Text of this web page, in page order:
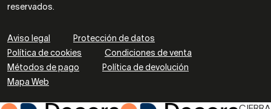
reservados.
Aviso legal
Protección de datos
Política de cookies
Condiciones de venta
Métodos de pago
Política de devolución
Mapa Web